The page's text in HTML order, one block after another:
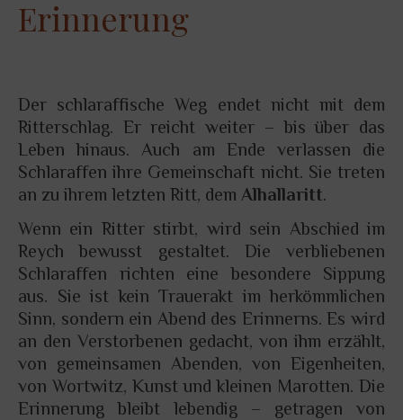
Erinnerung
Der schlaraffische Weg endet nicht mit dem
Ritterschlag. Er reicht weiter – bis über das
Leben hinaus. Auch am Ende verlassen die
Schlaraffen ihre Gemeinschaft nicht. Sie treten
an zu ihrem letzten Ritt, dem Alhallaritt.
Wenn ein Ritter stirbt, wird sein Abschied im
Reych bewusst gestaltet. Die verbliebenen
Schlaraffen richten eine besondere Sippung
aus. Sie ist kein Trauerakt im herkömmlichen
Sinn, sondern ein Abend des Erinnerns. Es wird
an den Verstorbenen gedacht, von ihm erzählt,
von gemeinsamen Abenden, von Eigenheiten,
von Wortwitz, Kunst und kleinen Marotten. Die
Erinnerung bleibt lebendig – getragen von